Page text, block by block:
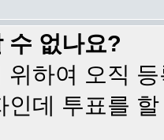
수 없나요?
위하여 오직
인데 투표를